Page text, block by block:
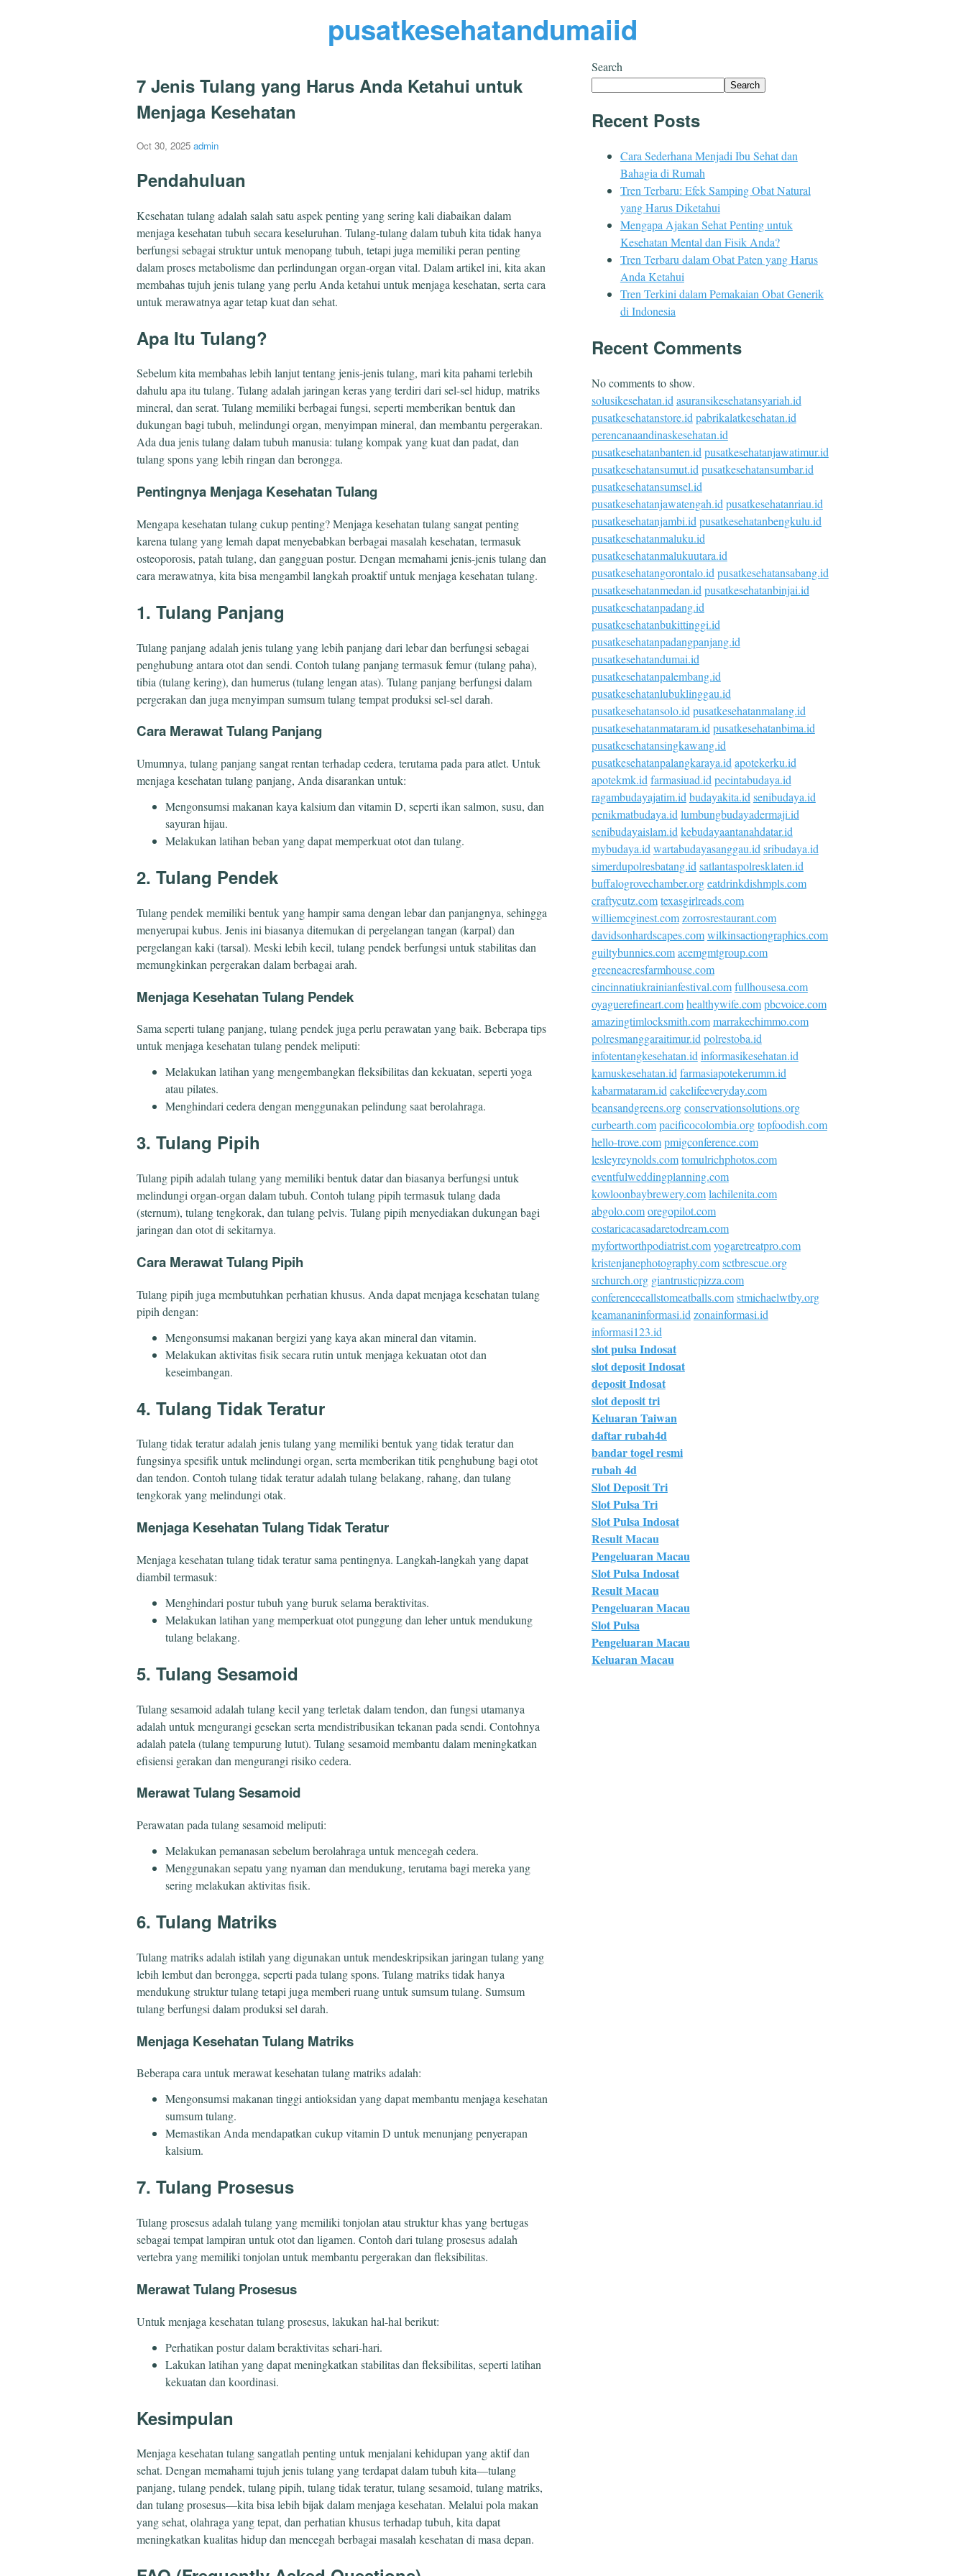
pusatkesehatandumaiid
7 Jenis Tulang yang Harus Anda Ketahui untuk
Menjaga Kesehatan
Oct 30, 2025 admin
Pendahuluan
Kesehatan tulang adalah salah satu aspek penting yang sering kali diabaikan dalam
menjaga kesehatan tubuh secara keseluruhan. Tulang-tulang dalam tubuh kita tidak hanya
berfungsi sebagai struktur untuk menopang tubuh, tetapi juga memiliki peran penting
dalam proses metabolisme dan perlindungan organ-organ vital. Dalam artikel ini, kita akan
membahas tujuh jenis tulang yang perlu Anda ketahui untuk menjaga kesehatan, serta cara
untuk merawatnya agar tetap kuat dan sehat.
Apa Itu Tulang?
Sebelum kita membahas lebih lanjut tentang jenis-jenis tulang, mari kita pahami terlebih
dahulu apa itu tulang. Tulang adalah jaringan keras yang terdiri dari sel-sel hidup, matriks
mineral, dan serat. Tulang memiliki berbagai fungsi, seperti memberikan bentuk dan
dukungan bagi tubuh, melindungi organ, menyimpan mineral, dan membantu pergerakan.
Ada dua jenis tulang dalam tubuh manusia: tulang kompak yang kuat dan padat, dan
tulang spons yang lebih ringan dan berongga.
Pentingnya Menjaga Kesehatan Tulang
Mengapa kesehatan tulang cukup penting? Menjaga kesehatan tulang sangat penting
karena tulang yang lemah dapat menyebabkan berbagai masalah kesehatan, termasuk
osteoporosis, patah tulang, dan gangguan postur. Dengan memahami jenis-jenis tulang dan
cara merawatnya, kita bisa mengambil langkah proaktif untuk menjaga kesehatan tulang.
1. Tulang Panjang
Tulang panjang adalah jenis tulang yang lebih panjang dari lebar dan berfungsi sebagai
penghubung antara otot dan sendi. Contoh tulang panjang termasuk femur (tulang paha),
tibia (tulang kering), dan humerus (tulang lengan atas). Tulang panjang berfungsi dalam
pergerakan dan juga menyimpan sumsum tulang tempat produksi sel-sel darah.
Cara Merawat Tulang Panjang
Umumnya, tulang panjang sangat rentan terhadap cedera, terutama pada para atlet. Untuk
menjaga kesehatan tulang panjang, Anda disarankan untuk:
Mengonsumsi makanan kaya kalsium dan vitamin D, seperti ikan salmon, susu, dan
sayuran hijau.
Melakukan latihan beban yang dapat memperkuat otot dan tulang.
2. Tulang Pendek
Tulang pendek memiliki bentuk yang hampir sama dengan lebar dan panjangnya, sehingga
menyerupai kubus. Jenis ini biasanya ditemukan di pergelangan tangan (karpal) dan
pergelangan kaki (tarsal). Meski lebih kecil, tulang pendek berfungsi untuk stabilitas dan
memungkinkan pergerakan dalam berbagai arah.
Menjaga Kesehatan Tulang Pendek
Sama seperti tulang panjang, tulang pendek juga perlu perawatan yang baik. Beberapa tips
untuk menjaga kesehatan tulang pendek meliputi:
Melakukan latihan yang mengembangkan fleksibilitas dan kekuatan, seperti yoga
atau pilates.
Menghindari cedera dengan menggunakan pelindung saat berolahraga.
3. Tulang Pipih
Tulang pipih adalah tulang yang memiliki bentuk datar dan biasanya berfungsi untuk
melindungi organ-organ dalam tubuh. Contoh tulang pipih termasuk tulang dada
(sternum), tulang tengkorak, dan tulang pelvis. Tulang pipih menyediakan dukungan bagi
jaringan dan otot di sekitarnya.
Cara Merawat Tulang Pipih
Tulang pipih juga membutuhkan perhatian khusus. Anda dapat menjaga kesehatan tulang
pipih dengan:
Mengonsumsi makanan bergizi yang kaya akan mineral dan vitamin.
Melakukan aktivitas fisik secara rutin untuk menjaga kekuatan otot dan
keseimbangan.
4. Tulang Tidak Teratur
Tulang tidak teratur adalah jenis tulang yang memiliki bentuk yang tidak teratur dan
fungsinya spesifik untuk melindungi organ, serta memberikan titik penghubung bagi otot
dan tendon. Contoh tulang tidak teratur adalah tulang belakang, rahang, dan tulang
tengkorak yang melindungi otak.
Menjaga Kesehatan Tulang Tidak Teratur
Menjaga kesehatan tulang tidak teratur sama pentingnya. Langkah-langkah yang dapat
diambil termasuk:
Menghindari postur tubuh yang buruk selama beraktivitas.
Melakukan latihan yang memperkuat otot punggung dan leher untuk mendukung
tulang belakang.
5. Tulang Sesamoid
Tulang sesamoid adalah tulang kecil yang terletak dalam tendon, dan fungsi utamanya
adalah untuk mengurangi gesekan serta mendistribusikan tekanan pada sendi. Contohnya
adalah patela (tulang tempurung lutut). Tulang sesamoid membantu dalam meningkatkan
efisiensi gerakan dan mengurangi risiko cedera.
Merawat Tulang Sesamoid
Perawatan pada tulang sesamoid meliputi:
Melakukan pemanasan sebelum berolahraga untuk mencegah cedera.
Menggunakan sepatu yang nyaman dan mendukung, terutama bagi mereka yang
sering melakukan aktivitas fisik.
6. Tulang Matriks
Tulang matriks adalah istilah yang digunakan untuk mendeskripsikan jaringan tulang yang
lebih lembut dan berongga, seperti pada tulang spons. Tulang matriks tidak hanya
mendukung struktur tulang tetapi juga memberi ruang untuk sumsum tulang. Sumsum
tulang berfungsi dalam produksi sel darah.
Menjaga Kesehatan Tulang Matriks
Beberapa cara untuk merawat kesehatan tulang matriks adalah:
Mengonsumsi makanan tinggi antioksidan yang dapat membantu menjaga kesehatan
sumsum tulang.
Memastikan Anda mendapatkan cukup vitamin D untuk menunjang penyerapan
kalsium.
7. Tulang Prosesus
Tulang prosesus adalah tulang yang memiliki tonjolan atau struktur khas yang bertugas
sebagai tempat lampiran untuk otot dan ligamen. Contoh dari tulang prosesus adalah
vertebra yang memiliki tonjolan untuk membantu pergerakan dan fleksibilitas.
Merawat Tulang Prosesus
Untuk menjaga kesehatan tulang prosesus, lakukan hal-hal berikut:
Perhatikan postur dalam beraktivitas sehari-hari.
Lakukan latihan yang dapat meningkatkan stabilitas dan fleksibilitas, seperti latihan
kekuatan dan koordinasi.
Kesimpulan
Menjaga kesehatan tulang sangatlah penting untuk menjalani kehidupan yang aktif dan
sehat. Dengan memahami tujuh jenis tulang yang terdapat dalam tubuh kita—tulang
panjang, tulang pendek, tulang pipih, tulang tidak teratur, tulang sesamoid, tulang matriks,
dan tulang prosesus—kita bisa lebih bijak dalam menjaga kesehatan. Melalui pola makan
yang sehat, olahraga yang tepat, dan perhatian khusus terhadap tubuh, kita dapat
meningkatkan kualitas hidup dan mencegah berbagai masalah kesehatan di masa depan.
Search
Search
Recent Posts
Cara Sederhana Menjadi Ibu Sehat dan
Bahagia di Rumah
Tren Terbaru: Efek Samping Obat Natural
yang Harus Diketahui
Mengapa Ajakan Sehat Penting untuk
Kesehatan Mental dan Fisik Anda?
Tren Terbaru dalam Obat Paten yang Harus
Anda Ketahui
Tren Terkini dalam Pemakaian Obat Generik
di Indonesia
Recent Comments
No comments to show.
solusikesehatan.id asuransikesehatansyariah.id
pusatkesehatanstore.id pabrikalatkesehatan.id
perencanaandinaskesehatan.id
pusatkesehatanbanten.id pusatkesehatanjawatimur.id
pusatkesehatansumut.id pusatkesehatansumbar.id
pusatkesehatansumsel.id
pusatkesehatanjawatengah.id pusatkesehatanriau.id
pusatkesehatanjambi.id pusatkesehatanbengkulu.id
pusatkesehatanmaluku.id
pusatkesehatanmalukuutara.id
pusatkesehatangorontalo.id pusatkesehatansabang.id
pusatkesehatanmedan.id pusatkesehatanbinjai.id
pusatkesehatanpadang.id
pusatkesehatanbukittinggi.id
pusatkesehatanpadangpanjang.id
pusatkesehatandumai.id
pusatkesehatanpalembang.id
pusatkesehatanlubuklinggau.id
pusatkesehatansolo.id pusatkesehatanmalang.id
pusatkesehatanmataram.id pusatkesehatanbima.id
pusatkesehatansingkawang.id
pusatkesehatanpalangkaraya.id apotekerku.id
apotekmk.id farmasiuad.id pecintabudaya.id
ragambudayajatim.id budayakita.id senibudaya.id
penikmatbudaya.id lumbungbudayadermaji.id
senibudayaislam.id kebudayaantanahdatar.id
mybudaya.id wartabudayasanggau.id sribudaya.id
simerdupolresbatang.id satlantaspolresklaten.id
buffalogrovechamber.orgeatdrinkdishmpls.com
craftycutz.comtexasgirlreads.com
williemcginest.comzorrosrestaurant.com
davidsonhardscapes.comwilkinsactiongraphics.com
guiltybunnies.comacemgmtgroup.com
greeneacresfarmhouse.com
cincinnatiukrainianfestival.comfullhousesa.com
oyaguerefineart.comhealthywife.compbcvoice.com
amazingtimlocksmith.commarrakechimmo.com
polresmanggaraitimur.id polrestoba.id
infotentangkesehatan.id informasikesehatan.id
kamuskesehatan.id farmasiapotekerumm.id
kabarmataram.id cakelifeeveryday.com
beansandgreens.orgconservationsolutions.org
curbearth.compacificocolombia.orgtopfoodish.com
hello-trove.compmigconference.com
lesleyreynolds.comtomulrichphotos.com
eventfulweddingplanning.com
kowloonbaybrewery.comlachilenita.com
abgolo.comoregopilot.com
costaricacasadaretodream.com
myfortworthpodiatrist.comyogaretreatpro.com
kristenjanephotography.comsctbrescue.org
srchurch.org giantrusticpizza.com
conferencecallstomeatballs.comstmichaelwtby.org
keamananinformasi.id zonainformasi.id
informasi123.id
slot pulsa Indosat
slot deposit Indosat
deposit Indosat
slot deposit tri
Keluaran Taiwan
daftar rubah4d
bandar togel resmi
rubah 4d
Slot Deposit Tri
Slot Pulsa Tri
Slot Pulsa Indosat
Result Macau
Pengeluaran Macau
Slot Pulsa Indosat
Result Macau
Pengeluaran Macau
Slot Pulsa
Pengeluaran Macau
Keluaran Macau